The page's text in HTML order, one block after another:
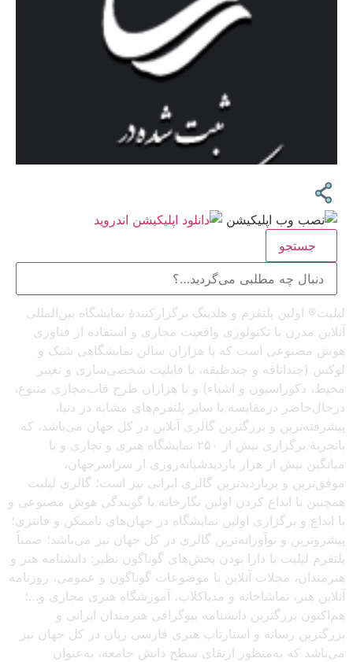
جستجو
لیلیت® اولین پلتفرم و هلدینگ برگزارکنندهٔ نمایشگاه بین‌المللی
آنلاین مدرن با تکنولوژی واقعیت مجازی و استفاده از فناوری
هوش مصنوعی است که با هزاران سالن نمایشگاهی شیک و
لوکس (چنداتاقه و چندطبقه، با قابلیت شخصی‌سازی و تغییر
محیط، دکوراسیون و اشیاء) و با هزاران طرح قاب‌مجازی متنوع،
درحال‌حاضر درمقایسه با سایر پلتفرم‌های مشابه در دنیا،
پیشرفته‌ترین و بزرگترین گالری آنلاین در کل جهان می‌باشد، که
باتجربهٔ برگزاری بیش از ۲۵۰ نمایشگاه هنری و تجاری و با
میانگین بیش از هزار بازدیدشبانه‌روزی از سراسرجهان،
موفق‌ترین و پربازدیدترین گالری ایرانی نیز است؛ گالری لیلیت
همچنین با ابداع کردن اولین نگارخانه با گویندگی هوش مصنوعی و
با ابداع و برگزاری اولین نمایشگاه در جهان‌های ناممکن و فانتزی؛
پیشروترین و نوآورانه‌ترین گالری در کل جهان نیز می‌باشد؛ ضمناً
پلتفرم لیلیت با دارا بودن بخش‌های گوناگون نظیر: دانشنامه هنر و
هنرمندان، مجلات آنلاین با موضوعات گوناگون و عمومی، روزنامه
آنلاین هنر، تماشاخانه و مدیاکلاب، آموزشگاه هنری مجازی و…؛
هم‌اکنون بزرگترین دانشنامه بیوگرافی هنرمندان ایرانی و
بزرگترین رسانه و استارتاپ هنری فارسی زبان در کل جهان نیز
می‌باشد که به‌منظور ارتقای سطح دانش جامعه، به‌عنوان